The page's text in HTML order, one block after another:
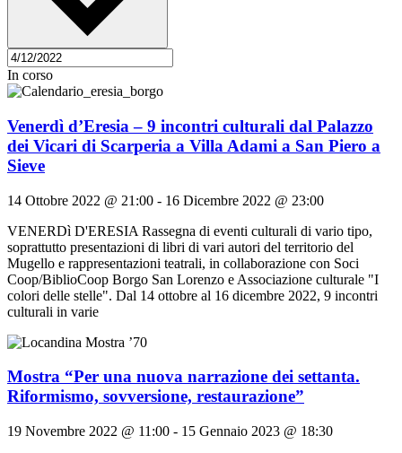
In corso
Venerdì d’Eresia – 9 incontri culturali dal Palazzo
dei Vicari di Scarperia a Villa Adami a San Piero a
Sieve
14 Ottobre 2022 @ 21:00 - 16 Dicembre 2022 @ 23:00
VENERDì D'ERESIA Rassegna di eventi culturali di vario tipo,
soprattutto presentazioni di libri di vari autori del territorio del
Mugello e rappresentazioni teatrali, in collaborazione con Soci
Coop/BiblioCoop Borgo San Lorenzo e Associazione culturale "I
colori delle stelle". Dal 14 ottobre al 16 dicembre 2022, 9 incontri
culturali in varie
Mostra “Per una nuova narrazione dei settanta.
Riformismo, sovversione, restaurazione”
19 Novembre 2022 @ 11:00 - 15 Gennaio 2023 @ 18:30